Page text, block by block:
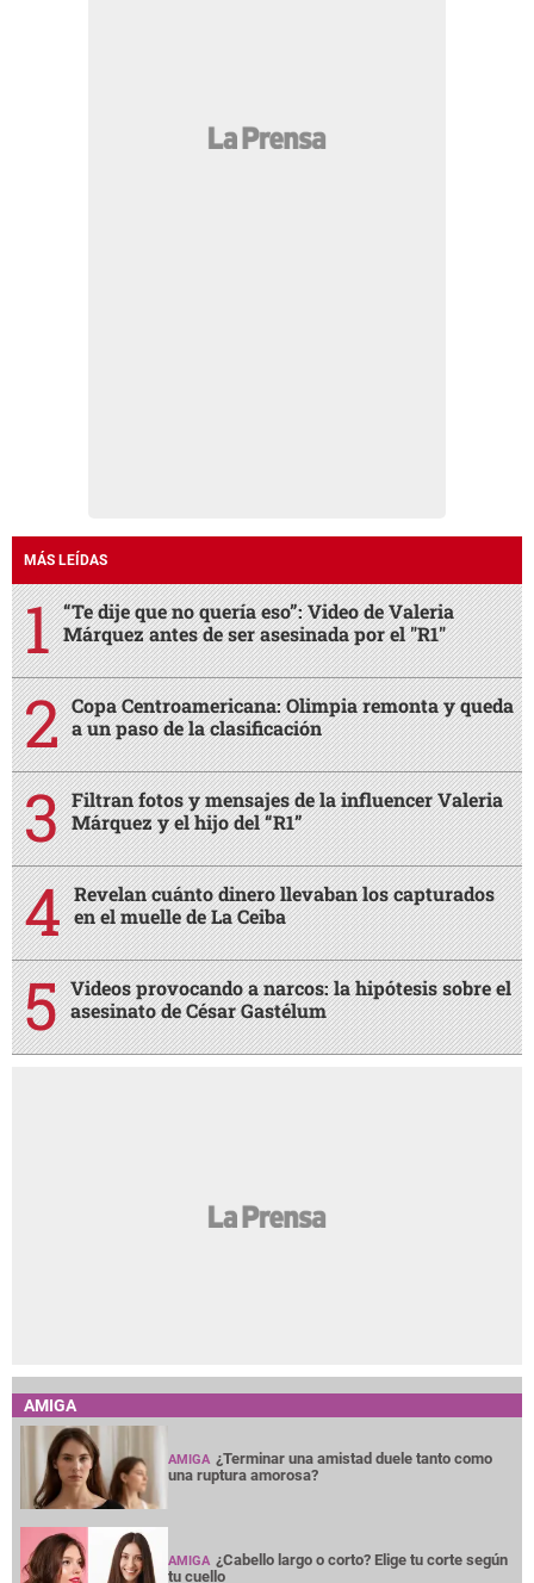
MÁS LEÍDAS
“Te dije que no quería eso”: Video de Valeria
Márquez antes de ser asesinada por el "R1"
Copa Centroamericana: Olimpia remonta y queda
a un paso de la clasificación
Filtran fotos y mensajes de la influencer Valeria
Márquez y el hijo del “R1”
Revelan cuánto dinero llevaban los capturados
en el muelle de La Ceiba
Videos provocando a narcos: la hipótesis sobre el
asesinato de César Gastélum
AMIGA
AMIGA ¿Terminar una amistad duele tanto como
una ruptura amorosa?
AMIGA ¿Cabello largo o corto? Elige tu corte según
tu cuello